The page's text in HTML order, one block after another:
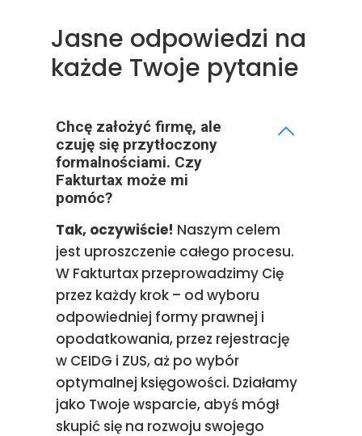
Jasne odpowiedzi na
każde Twoje pytanie
Chcę założyć firmę, ale
czuję się przytłoczony
formalnościami. Czy
Fakturtax może mi
pomóc?
Tak, oczywiście! Naszym celem
jest uproszczenie całego procesu.
W Fakturtax przeprowadzimy Cię
przez każdy krok – od wyboru
odpowiedniej formy prawnej i
opodatkowania, przez rejestrację
w CEIDG i ZUS, aż po wybór
optymalnej księgowości. Działamy
jako Twoje wsparcie, abyś mógł
skupić się na rozwoju swojego